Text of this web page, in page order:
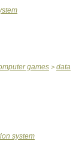
games > data
system